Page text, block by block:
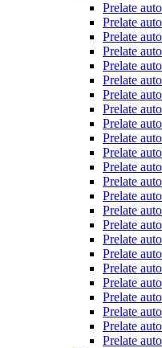
Prelate
Prelate
Prelate
Prelate
Prelate
Prelate
Prelate
Prelate
Prelate
Prelate
Prelate
Prelate
Prelate
Prelate
Prelate
Prelate
Prelate
Prelate
Prelate
Prelate
Prelate
Prelate
Prelate
Prelate